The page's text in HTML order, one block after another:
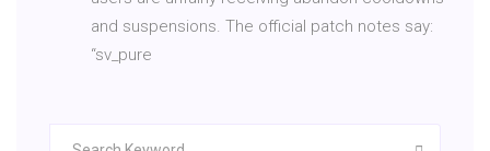
and suspensions. The official patch notes say:
“sv_pure